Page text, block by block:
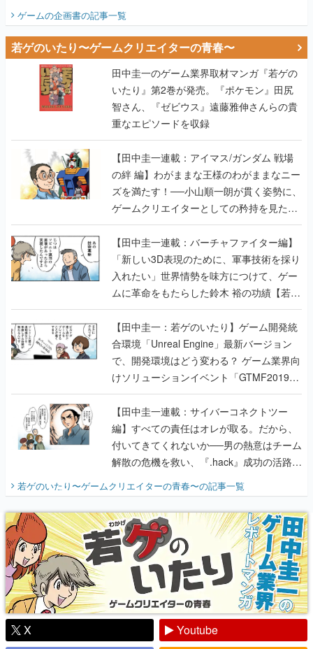
ビュー】
ゲームの企画書の記事一覧
若ゲのいたり〜ゲームクリエイターの青春〜
田中圭一のゲーム業界取材マンガ『若ゲの
いたり』第2巻が発売。『ポケモン』田尻
智さん、『ゼビウス』遠藤雅伸さんらの貴
重なエピソードを収録
【田中圭一連載：アイマス/ガンダム 戦場
の絆 編】わがままな王様のわがままなニー
ズを満たす！──小山順一朗が貫く姿勢に、
ゲームクリエイターとしての矜持を見た
【若ゲのいたり最終回】
【田中圭一連載：バーチャファイター編】
「新しい3D表現のために、軍事技術を採り
入れたい」世界情勢を味方につけて、ゲー
ムに革命をもたらした鈴木 裕の功績【若ゲ
のいたり】
【田中圭一：若ゲのいたり】ゲーム開発統
合環境「Unreal Engine」最新バージョン
で、開発環境はどう変わる？ ゲーム業界向
けソリューションイベント「GTMF2019」
に行って、より理解を深めよう【PR】
【田中圭一連載：サイバーコネクトツー
編】すべての責任はオレが取る。だから、
付いてきてくれないか──男の熱意はチーム
解散の危機を救い、『.hack』成功の活路を
開く。業界の快男児・松山 洋に流れる血は
『少年ジャンプ』色だった【若ゲのいた
り】
若ゲのいたり〜ゲームクリエイターの青春〜の記事一覧
X
Youtube